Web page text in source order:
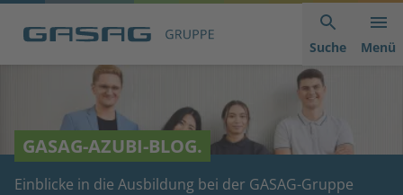
anspringen
der
anspringen
anspringen
Suche Menü
GASAG-AZUBI-BLOG.
Einblicke in die Ausbildung bei der GASAG-Gruppe